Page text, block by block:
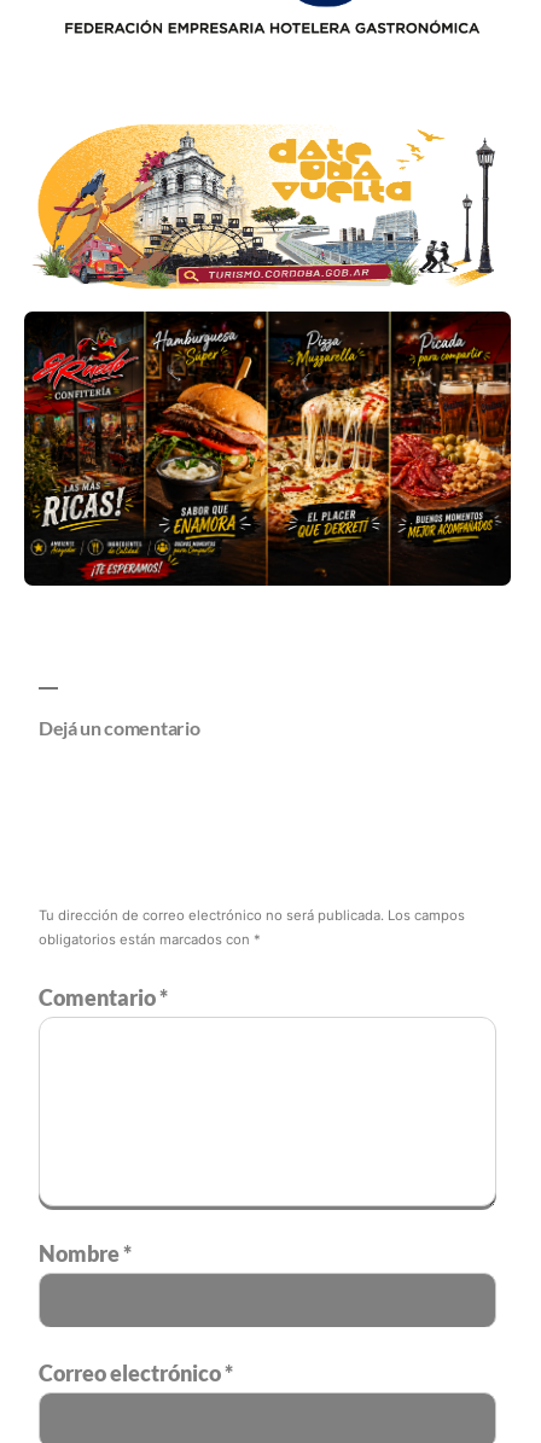
Dejá un comentario
Tu dirección de correo electrónico no será publicada. Los campos
obligatorios están marcados con *
Comentario*
Nombre*
Correo electrónico*